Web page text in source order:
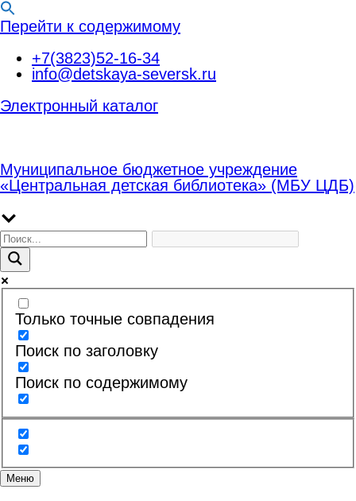
Перейти к содержимому
+7(3823)52-16-34
info@detskaya-seversk.ru
Электронный каталог
Муниципальное бюджетное учреждение
«Центральная детская библиотека» (МБУ ЦДБ)
Только точные совпадения
Поиск по заголовку
Поиск по содержимому
Меню